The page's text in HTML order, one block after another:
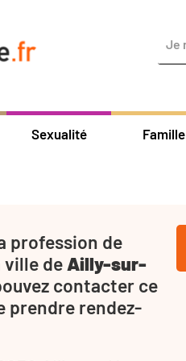
Sexualité Famille
profession de
ville de Ailly-sur-
contacter ce
prendre rendez-